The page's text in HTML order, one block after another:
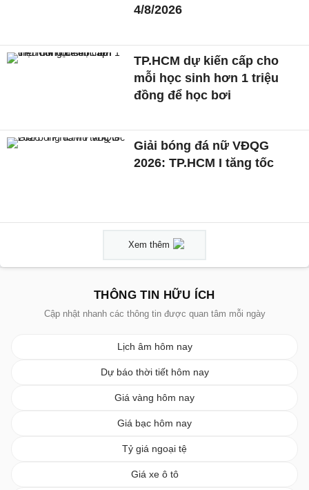
4/8/2026
TP.HCM dự kiến cấp cho
mỗi học sinh hơn 1 triệu
đồng để học bơi
Giải bóng đá nữ VĐQG
2026: TP.HCM I tăng tốc
Xem thêm
THÔNG TIN HỮU ÍCH
Cập nhật nhanh các thông tin được quan tâm mỗi ngày
Lịch âm hôm nay
Dự báo thời tiết hôm nay
Giá vàng hôm nay
Giá bạc hôm nay
Tỷ giá ngoại tệ
Giá xe ô tô